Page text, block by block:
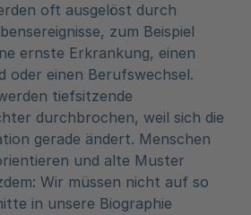
oft ausgelöst durch
zum Beispiel
ernste Erkrankung, einen
oder einen Berufswechsel.
tiefsitzende
durchbrochen, weil sich die
gerade ändert. Menschen
und alte Muster
Wir müssen nicht auf so
in unsere Biographie